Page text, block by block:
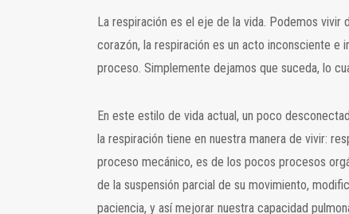
La respiración es el eje de la vida. Podemos vivir
corazón, la respiración es un acto inconsciente e
proceso. Simplemente dejamos que suceda, lo
En este estilo de vida actual, un poco
la respiración tiene en nuestra manera de vivir:
proceso mecánico, es de los pocos procesos
de la suspensión parcial de su movimiento,
paciencia, y así mejorar nuestra capacidad